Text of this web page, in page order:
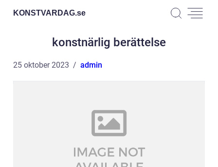
KONSTVARDAG.se
konstnärlig berättelse
25 oktober 2023 admin